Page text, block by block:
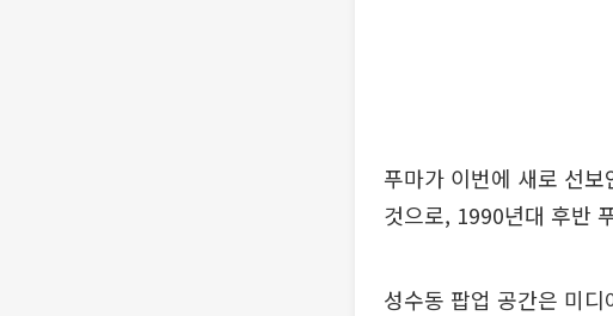
푸마가 이번에 새로 선
것으로, 1990년대 후반
성수동 팝업 공간은 미